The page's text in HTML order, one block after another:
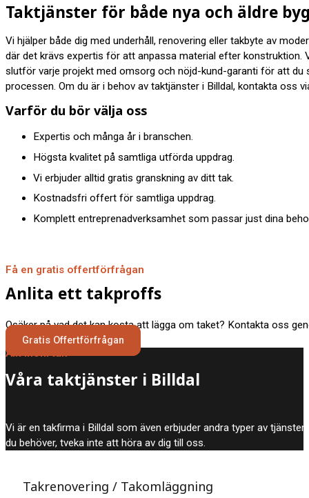
Taktjänster för både nya och äldre
Vi hjälper både dig med underhåll, renovering eller takbyte av
där det krävs expertis för att anpassa material efter konstruktion.
slutför varje projekt med omsorg och nöjd-kund-garanti för att du
processen. Om du är i behov av taktjänster i Billdal, kontakta oss
Varför du bör välja oss
Expertis och många år i branschen.
Högsta kvalitet på samtliga utförda uppdrag.
Vi erbjuder alltid gratis granskning av ditt tak.
Kostnadsfri offert för samtliga uppdrag.
Komplett entreprenadverksamhet som passar just dina
Få en gratis offertförfrågan
Anlita ett takproffs
Osäker på vad det kan kosta att lägga om taket? Kontakta oss
Gratis Offertförfrågan
Allt inom tak
Våra taktjänster i Billdal
Vi är en takfirma i Billdal som även erbjuder andra typer av
du behöver, tveka inte att höra av dig till oss.
Takrenovering / Takomläggning